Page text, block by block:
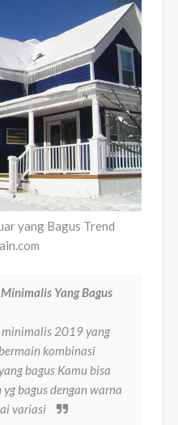
yang Bagus Trend
Yang Bagus
2019 yang
kombinasi
bagus Kamu bisa
bagus dengan warna
variasi